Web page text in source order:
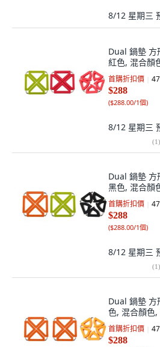
8/12 星期三
Dual 鍋墊 方
紅色, 混合顏
首購折扣價 47
$288
($288.00/1個)
8/12 星期三
(1)
Dual 鍋墊 方
黑色, 混合顏
首購折扣價 47
$288
($288.00/1個)
8/12 星期三
(1)
Dual 鍋墊 方
色, 混合顏色,
首購折扣價 47
$288